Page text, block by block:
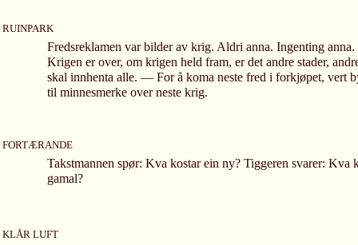
RUINPARK
Fredsreklamen var bilder av krig. Aldri anna. Ingenting anna.
Krigen er over, om krigen held fram, er det andre stader,
skal innhenta alle. — For å koma neste fred i forkjøpet, vert
til minnesmerke over neste krig.
FORTÆRANDE
Takstmannen spør: Kva kostar ein ny? Tiggeren svarer: Kva
gamal?
KLÅR LUFT